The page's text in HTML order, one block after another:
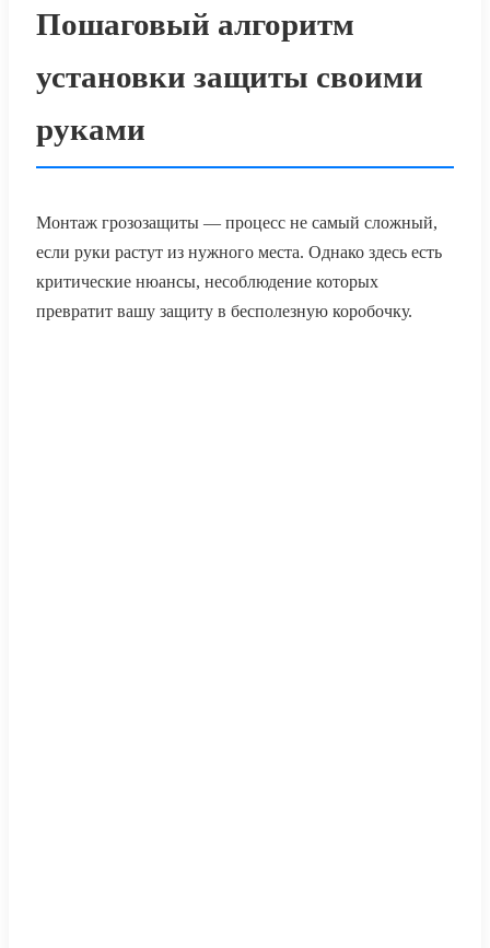
Пошаговый алгоритм
установки защиты своими
руками
Монтаж грозозащиты — процесс не самый сложный,
если руки растут из нужного места. Однако здесь есть
критические нюансы, несоблюдение которых
превратит вашу защиту в бесполезную коробочку.